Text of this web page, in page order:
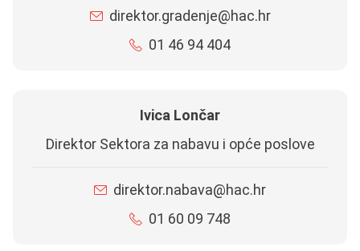
direktor.gradenje@hac.hr
01 46 94 404
Ivica Lončar
Direktor Sektora za nabavu i opće poslove
direktor.nabava@hac.hr
01 60 09 748